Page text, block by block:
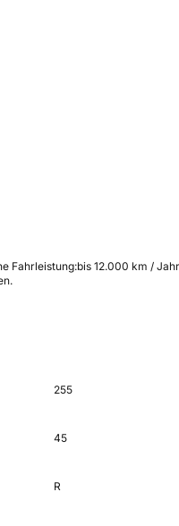
Fahrleistung:bis 12.000 km / Jahr
255
45
R